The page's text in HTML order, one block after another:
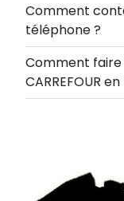
Comment
téléphone ?
Comment
CARREFOUR